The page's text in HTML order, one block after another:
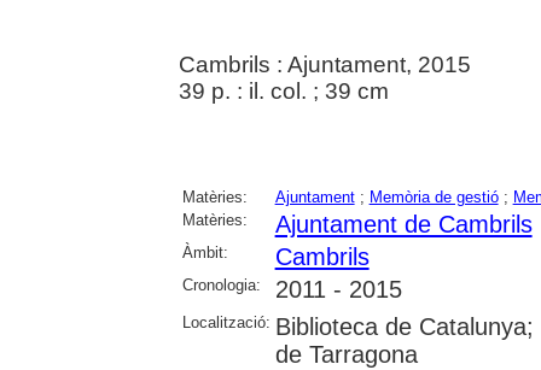
Cambrils : Ajuntament, 2015
39 p. : il. col. ; 39 cm
Matèries: Ajuntament; Memòria de gestió;
Matèries:
Ajuntament de Cambrils
Àmbit: Cambrils
Cronologia: 2011 - 2015
Localització: Biblioteca de
de Tarragona